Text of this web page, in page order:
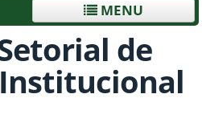
MENU
de